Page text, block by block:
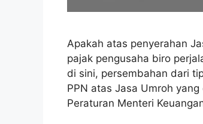
Apakah atas penyerahan
pajak pengusaha biro
di sini, persembahan dari
PPN atas Jasa Umroh
Peraturan Menteri